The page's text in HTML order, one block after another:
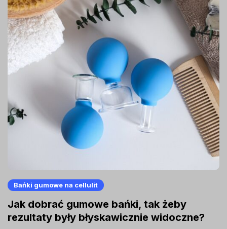
Bańki gumowe na cellulit
Jak dobrać gumowe bańki, tak żeby
rezultaty były błyskawicznie widoczne?